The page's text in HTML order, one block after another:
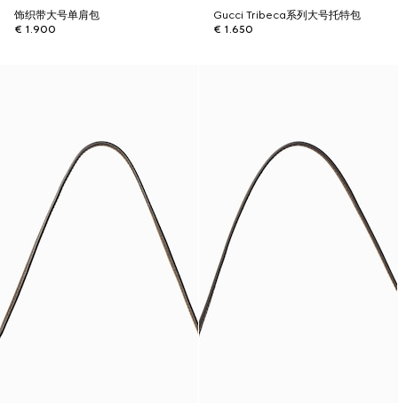
饰织带大号单肩包
€ 1.900
Gucci Tribeca系列大号托特包
€ 1.650